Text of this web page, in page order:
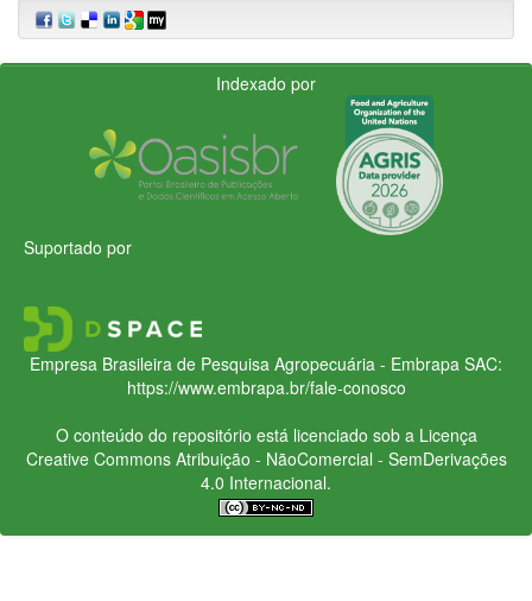
Indexado por
Suportado por
Empresa Brasileira de Pesquisa Agropecuária - Embrapa SAC:
https://www.embrapa.br/fale-conosco
O conteúdo do repositório está licenciado sob a Licença
Creative CommonsAtribuição - NãoComercial - SemDerivações
4.0 Internacional.